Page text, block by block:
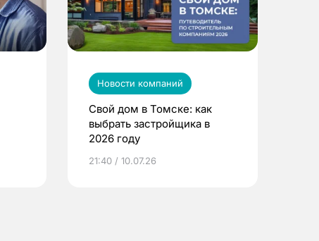
Новости компаний
Свой дом в Томске: как
выбрать застройщика в
2026 году
21:40 / 10.07.26